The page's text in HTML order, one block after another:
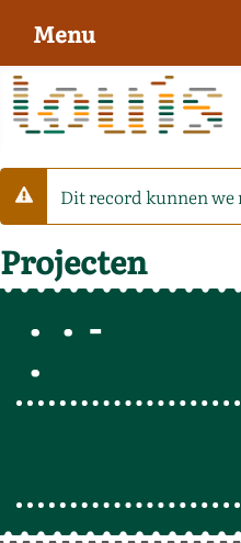
Waarschuwing
Dit record kunnen
Projecten
-
Menu